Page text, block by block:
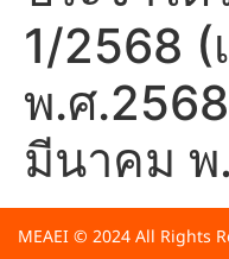
1/2568 (
พ.ศ
มีนาคม
MEAEI © 2024 All Rights